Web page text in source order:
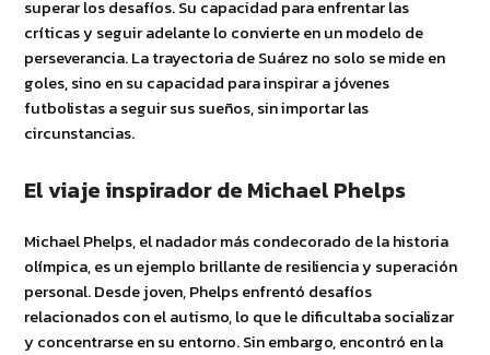
superar los desafíos. Su capacidad para enfrentar las
críticas y seguir adelante lo convierte en un modelo de
perseverancia. La trayectoria de Suárez no solo se mide en
goles, sino en su capacidad para inspirar a jóvenes
futbolistas a seguir sus sueños, sin importar las
circunstancias.
El viaje inspirador de Michael Phelps
Michael Phelps, el nadador más condecorado de la historia
olímpica, es un ejemplo brillante de resiliencia y superación
personal. Desde joven, Phelps enfrentó desafíos
relacionados con el autismo, lo que le dificultaba socializar
y concentrarse en su entorno. Sin embargo, encontró en la